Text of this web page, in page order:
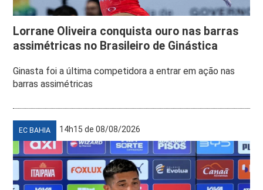
Lorrane Oliveira conquista ouro nas barras
assimétricas no Brasileiro de Ginástica
Ginasta foi a última competidora a entrar em ação nas
barras assimétricas
EC BAHIA 14h15 de 08/08/2026